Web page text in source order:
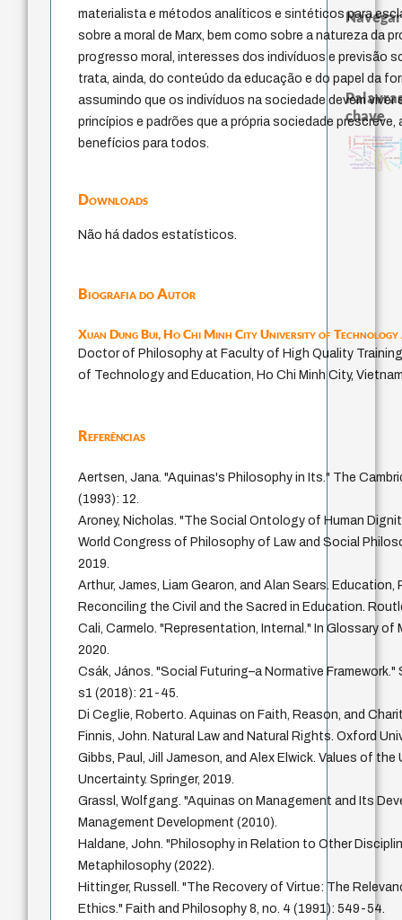
materialista e métodos analíticos e sintéticos para
sobre a moral de Marx, bem como sobre a natureza da
progresso moral, interesses dos indivíduos e previsão
trata, ainda, do conteúdo da educação e do papel da
assumindo que os indivíduos na sociedade devem viver
princípios e padrões que a própria sociedade prescreve,
benefícios para todos.
Downloads
Não há dados estatísticos.
Biografia do Autor
Xuan Dung Bui,Ho Chi Minh City University of Technology
Doctor of Philosophy at Faculty of High Quality
of Technology and Education, Ho Chi Minh City,
Referências
Aertsen, Jana. "Aquinas's Philosophy in Its." The
(1993): 12.
Aroney, Nicholas. "The Social Ontology of Human
World Congress of Philosophy of Law and Social
2019.
Arthur, James, Liam Gearon, and Alan Sears.
Reconciling the Civil and the Sacred in Education.
Cali, Carmelo. "Representation, Internal." In Glossary of
2020.
Csák, János. "Social Futuring–a Normative
s1 (2018): 21-45.
Di Ceglie, Roberto. Aquinas on Faith, Reason, and
Finnis, John. Natural Law and Natural Rights. Oxford
Gibbs, Paul, Jill Jameson, and Alex Elwick. Values of
Uncertainty. Springer, 2019.
Grassl, Wolfgang. "Aquinas on Management and Its
Management Development (2010).
Haldane, John. "Philosophy in Relation to Other
Metaphilosophy (2022).
Hittinger, Russell. "The Recovery of Virtue: The
Ethics." Faith and Philosophy 8, no. 4 (1991): 549-54.
Navegar
chave
fundamentalismo
jacobi protágoras
experiência temporal
metafísica do tempo
género
idade intolerância
identidade nacional
homem-medida
j.c.m. neto
palavra
perdón
leyes
guayaquil
logos
direito romano
pedagogia
lei
arquivos mentais
desejo
sacrifício
bataille
mind
viktor frankl
realidad